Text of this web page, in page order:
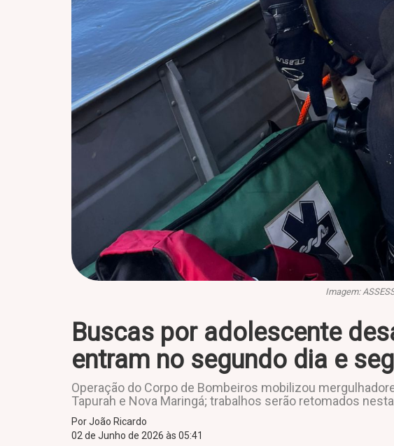
Imagem:
Buscas por adolescente
entram no segundo dia e
Operação do Corpo de Bombeiros mobilizou
Tapurah e Nova Maringá; trabalhos serão retomados
Por João Ricardo
02 de Junho de 2026 às 05:41